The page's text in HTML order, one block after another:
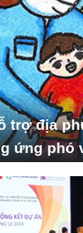
trợ địa
ứng phó